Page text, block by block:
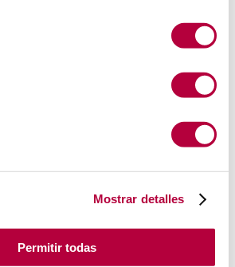
Mostrar detalles
Permitir todas